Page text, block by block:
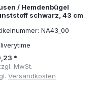
/ Hemdenbügel
schwarz, 43 cm
NA43_00
*
MwSt.
Versandkosten